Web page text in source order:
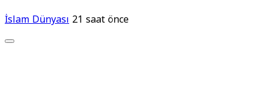
İslam Dünyası21 saat önce